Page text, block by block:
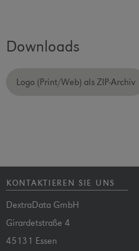
Downloads
Logo (Print/Web) als ZIP-Archiv
kontaktieren sie uns
DextraData GmbH
Girardetstraße 4
45131 Essen